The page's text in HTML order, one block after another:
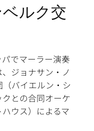
ルク交
でマーラー演奏
ジョナサン・ノ
バイエルン・シ
との合同オーケ
ウス）によるマ